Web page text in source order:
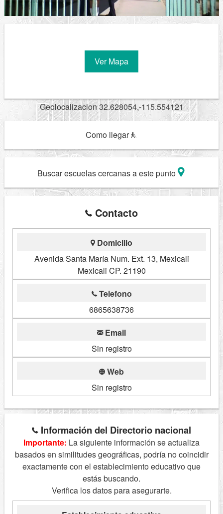
Ver Mapa
Geolocalizacion 32.628054,-115.554121
Como llegar
Buscar escuelas cercanas a este punto
Contacto
Domicilio
Avenida Santa María Num. Ext. 13, Mexicali
Mexicali CP. 21190
Telefono
6865638736
Email
Sin registro
Web
Sin registro
Información del Directorio nacional
Importante: La siguiente información se actualiza
basados en similitudes geográficas, podría no coincidir
exactamente con el establecimiento educativo que
estás buscando.
Verifica los datos para asegurarte.